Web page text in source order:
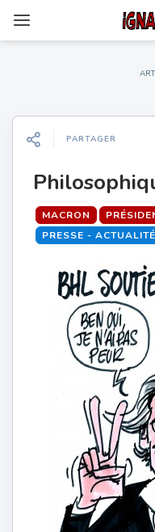
PARTAGER
MACRON
PRESSE -